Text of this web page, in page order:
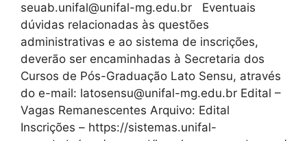
seuab.unifal@unifal-mg.edu.br Eventuais
dúvidas relacionadas às questões
administrativas e ao sistema de inscrições,
deverão ser encaminhadas à Secretaria dos
Cursos de Pós-Graduação Lato Sensu, através
do e-mail: latosensu@unifal-mg.edu.br Edital –
Vagas Remanescentes Arquivo: Edital
Inscrições – https://sistemas.unifal-